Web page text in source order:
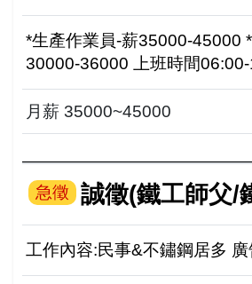
*生產作業員-薪35000-45000
30000-36000 上班時間
373-199 竹北市新工二路
月薪 35000~45000
急徵 誠徵(鐵工師父/
工作內容:民事&不鏽鋼居多